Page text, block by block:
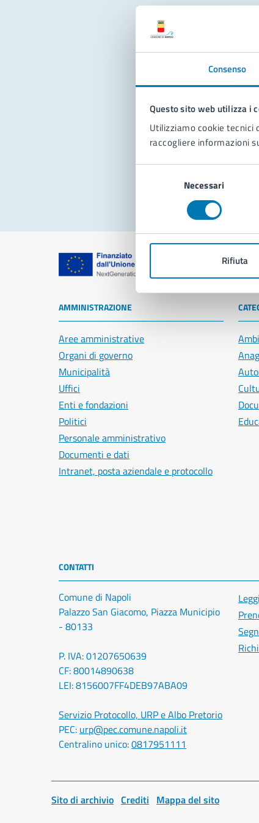
Consenso
Questo sito web utilizza i
Utilizziamo cookie tecnici
raccogliere informazioni
Necessari
Rifiuta
Comune di
AMMINISTRAZIONE
Aree amministrative
Organi di governo
Municipalità
Uffici
Enti e fondazioni
Politici
Personale amministrativo
Documenti e dati
Intranet, posta aziendale e protocollo
CONTATTI
Comune di Napoli
Palazzo San Giacomo, Piazza Municipio
- 80133
P. IVA: 01207650639
CF: 80014890638
LEI: 8156007FF4DEB97ABA09
Servizio Protocollo, URP e Albo Pretorio
PEC: urp@pec.comune.napoli.it
Centralino unico:0817951111
Sito di archivio Crediti Mappa del sito